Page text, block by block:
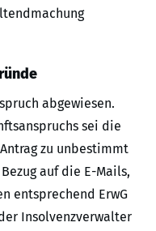
abgewiesen.
sei die
zu unbestimmt
auf die E-Mails,
entsprechend ErwG
Insolvenzverwalter